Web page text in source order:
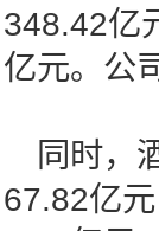
348.42亿
亿元。公
同时，
67.82亿